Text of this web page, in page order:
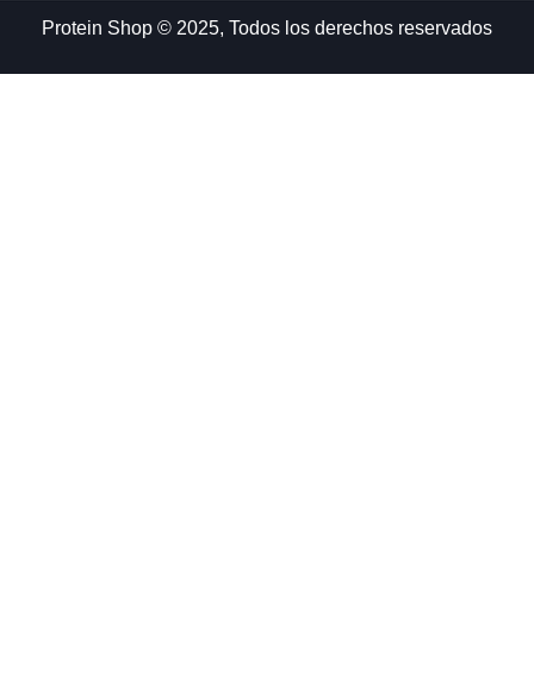
Protein Shop © 2025, Todos los derechos reservados